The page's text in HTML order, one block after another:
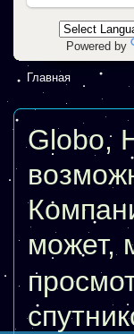
Powered by
Главная
Globo,
может,